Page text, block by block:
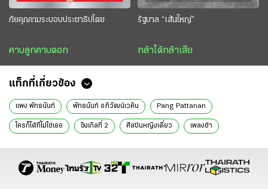
ภัยคุกคามระบอบประชาธิปไตย
คาบลูกคาบดอก
รัฐบาล “เส้นใหญ่”
กล้าได้กล้าเสีย
แท็กที่เกี่ยวข้อง
แพง พัทธนันท์ พัทธนันท์ อภิวัฒน์เวคิน Pang Pattanan
ใครก็ได้ที่ไม่ใช่เธอ ซิงเกิลที่ 2 ศิลปินหญิงเดี่ยว เพลงช้า